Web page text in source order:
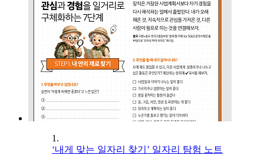
1.
‘내게 맞는 일자리 찾기’ 일자리 탐험 노트